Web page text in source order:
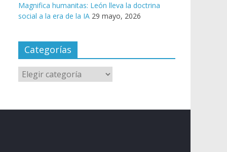
Magnifica humanitas: León lleva la doctrina
social a la era de la IA 29 mayo, 2026
Categorías